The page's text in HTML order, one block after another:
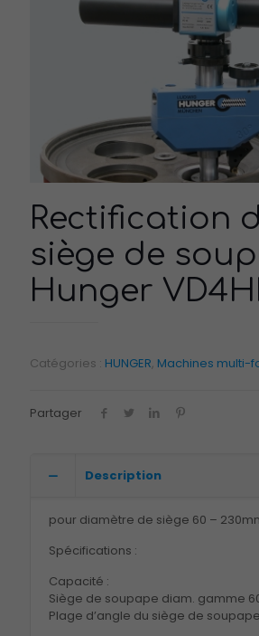
Rectification
siège de
Hunger
Catégories : HUNGER, Machines multi-
Partager
Description
pour diamètre de siège 60 –
Spécifications :
Capacité :
Siège de soupape diam. gamme
Plage d’angle du siège de soupape